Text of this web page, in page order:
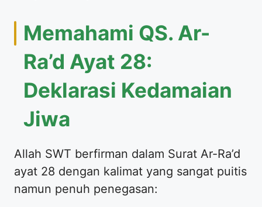
Memahami QS. Ar-
Ra’d Ayat 28:
Deklarasi Kedamaian
Jiwa
Allah SWT berfirman dalam Surat Ar-Ra’d
ayat 28 dengan kalimat yang sangat puitis
namun penuh penegasan: